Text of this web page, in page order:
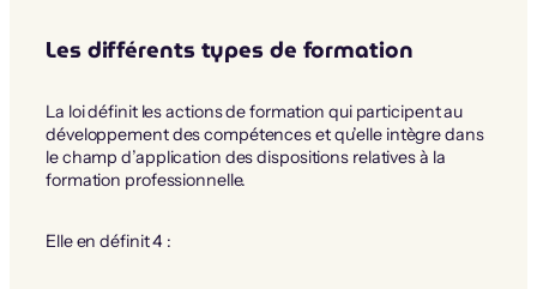
Les différents types de formation
La loi définit les actions de formation qui participent au
développement des compétences et qu’elle intègre dans
le champ d’application des dispositions relatives à la
formation professionnelle.
Elle en définit 4 :